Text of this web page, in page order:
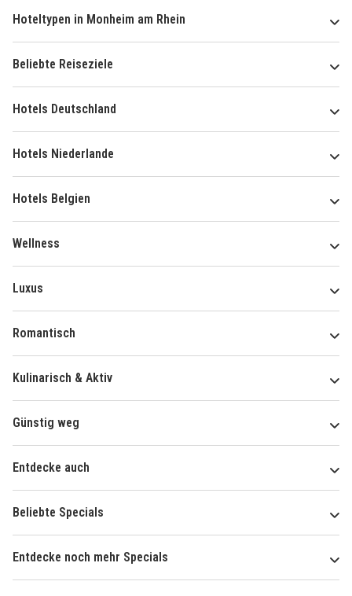
Hoteltypen in Monheim am Rhein
Beliebte Reiseziele
Hotels Deutschland
Hotels Niederlande
Hotels Belgien
Wellness
Luxus
Romantisch
Kulinarisch & Aktiv
Günstig weg
Entdecke auch
Beliebte Specials
Entdecke noch mehr Specials